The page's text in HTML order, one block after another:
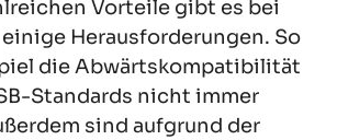
Vorteile gibt es bei
einige Herausforderungen. So
die Abwärtskompatibilität
Standards nicht immer
sind aufgrund der